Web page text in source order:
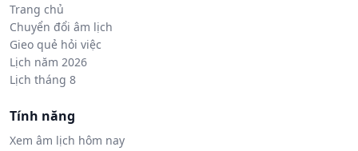
Trang chủ
Chuyển đổi âm lịch
Gieo quẻ hỏi việc
Lịch năm 2026
Lịch tháng 8
Tính năng
Xem âm lịch hôm nay